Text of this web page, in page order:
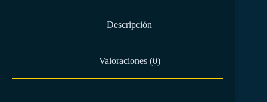
Descripción
Valoraciones (0)